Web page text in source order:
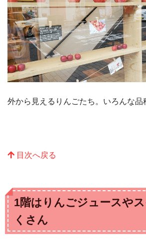
外から見えるりんごたち。いろんな品
目次へ戻る
1階はりんごジュースや
くさん